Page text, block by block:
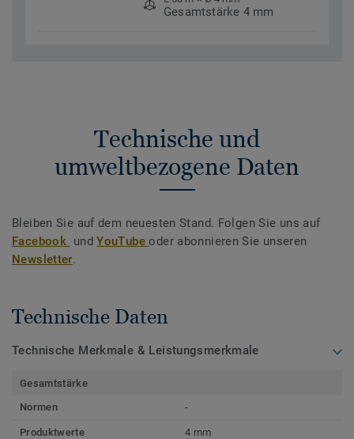
Gesamtstärke 4 mm
Technische und
umweltbezogene Daten
Bleiben Sie auf dem neuesten Stand. Folgen Sie uns auf
Facebook undYouTubeoder abonnieren Sie unseren
Newsletter.
Technische Daten
Technische Merkmale & Leistungsmerkmale
Gesamtstärke
Normen
-
Produktwerte 4 mm